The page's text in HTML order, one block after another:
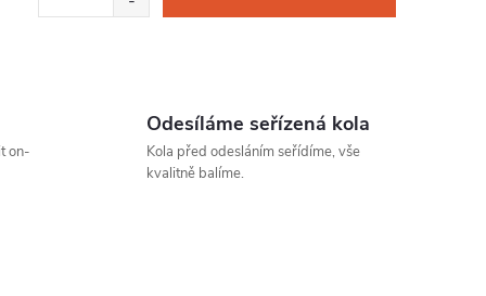
on-
Odesíláme seřízená kola
Kola před odesláním seřídíme, vše
kvalitně balíme.